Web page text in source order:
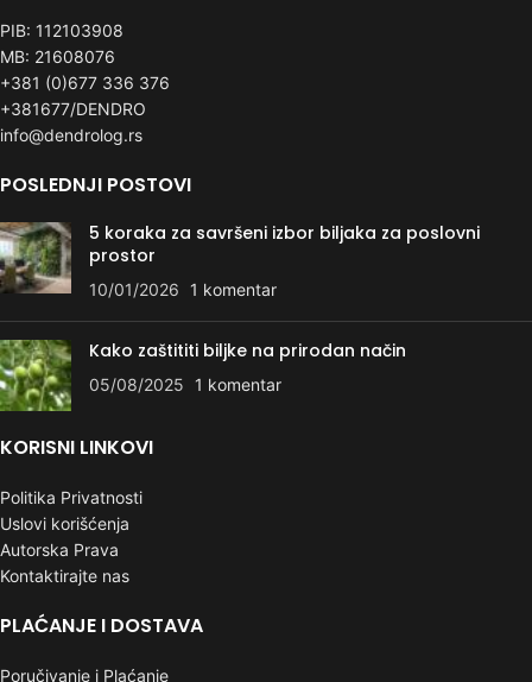
PIB: 112103908
MB: 21608076
+381 (0)677 336 376
+381677/DENDRO
info@dendrolog.rs
POSLEDNJI POSTOVI
5 koraka za savršeni izbor biljaka za poslovni
prostor
10/01/2026 1 komentar
Kako zaštititi biljke na prirodan način
05/08/2025 1 komentar
KORISNI LINKOVI
Politika Privatnosti
Uslovi korišćenja
Autorska Prava
Kontaktirajte nas
PLAĆANJE I DOSTAVA
Poručivanje i Plaćanje